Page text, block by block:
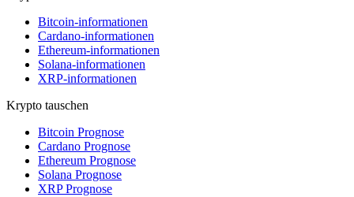
Bitcoin-informationen
Cardano-informationen
Ethereum-informationen
Solana-informationen
XRP-informationen
Krypto tauschen
Bitcoin Prognose
Cardano Prognose
Ethereum Prognose
Solana Prognose
XRP Prognose